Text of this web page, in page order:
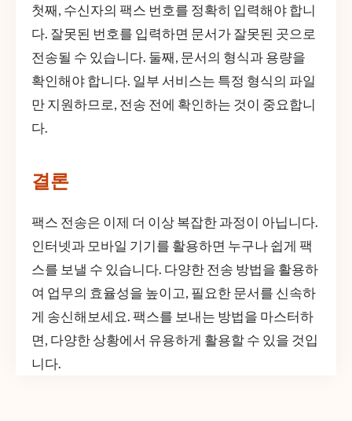
첫째, 수신자의 팩스 번호를 정확히 입력해야 합니
다. 잘못된 번호를 입력하면 문서가 잘못된 곳으로
전송될 수 있습니다. 둘째, 문서의 형식과 용량을
확인해야 합니다. 일부 서비스는 특정 형식의 파일
만 지원하므로, 전송 전에 확인하는 것이 중요합니
다.
결론
팩스 전송은 이제 더 이상 복잡한 과정이 아닙니다.
인터넷과 모바일 기기를 활용하면 누구나 쉽게 팩
스를 보낼 수 있습니다. 다양한 전송 방법을 활용하
여 업무의 효율성을 높이고, 필요한 문서를 신속하
게 송신해보세요. 팩스를 보내는 방법을 마스터하
면, 다양한 상황에서 유용하게 활용할 수 있을 것입
니다.